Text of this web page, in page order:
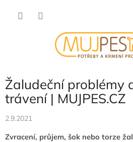
Žaludeční problémy
trávení | MUJPES.CZ
2.9.2021
Zvracení, průjem, šok nebo torze